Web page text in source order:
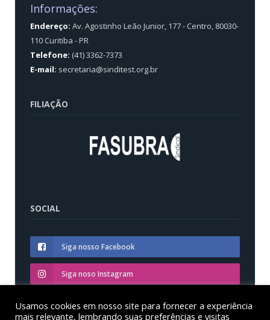
Informações:
Endereço: Av. Agostinho Leão Junior, 177 - Centro, 80030-
110 Curitiba - PR
Telefone: (41) 3362-7373
E-mail: secretaria@sinditest.org.br
FILIAÇÃO
SOCIAL
Siga nosso Facebook
Siga noso Instagram
Siga nosso YouTube
Usamos cookies em nosso site para fornecer a experiência
mais relevante, lembrando suas preferências e visitas